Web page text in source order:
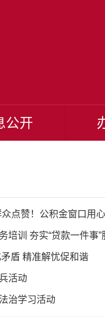
公开
点赞！公积金窗口用
培训 夯实“贷款一件事”
盾 精准解忧促和谐
活动
治学习活动